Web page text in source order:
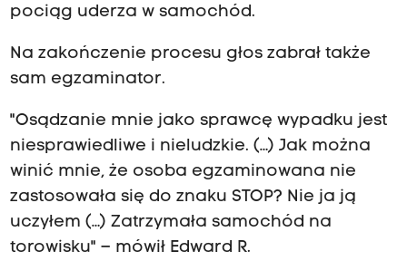
pociąg uderza w samochód.
Na zakończenie procesu głos zabrał także
sam egzaminator.
"Osądzanie mnie jako sprawcę wypadku jest
niesprawiedliwe i nieludzkie. (…) Jak można
winić mnie, że osoba egzaminowana nie
zastosowała się do znaku STOP? Nie ja ją
uczyłem (…) Zatrzymała samochód na
torowisku" – mówił Edward R.